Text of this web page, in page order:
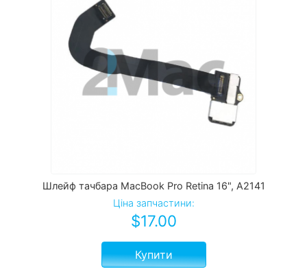
Шлейф тачбара MacBook Pro Retina 16", A2141
Ціна запчастини:
$17.00
Купити